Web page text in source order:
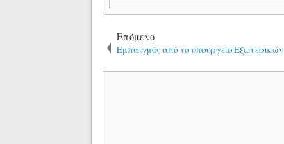
Επόμενο
Εμπαιγμός από το υπουργείο Εξωτερικών